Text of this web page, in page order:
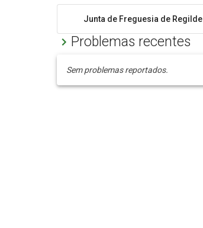
Junta de Freguesia de Regilde
Problemas recentes
Sem problemas reportados.